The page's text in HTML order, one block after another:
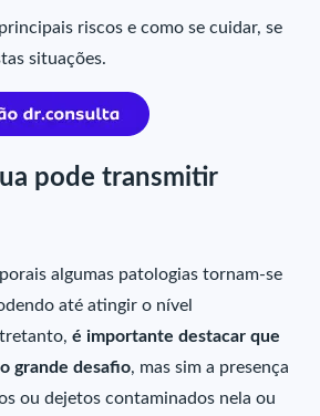
riscos e como se cuidar, se
situações.
pode transmitir
algumas patologias tornam-se
até atingir o nível
é importante destacar que
grande desafio, mas sim a presença
ou dejetos contaminados nela ou